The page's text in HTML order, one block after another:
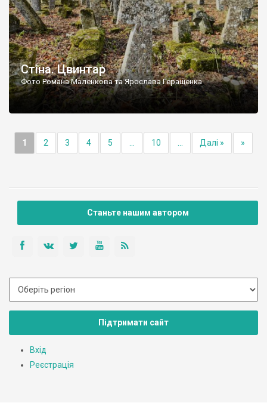
Стіна. Цвинтар
Фото Романа Маленкова та Ярослава Геращенка
1 2 3 4 5 10 Далі » »
Станьте нашим автором
Підтримати сайт
Вхід
Реєстрація